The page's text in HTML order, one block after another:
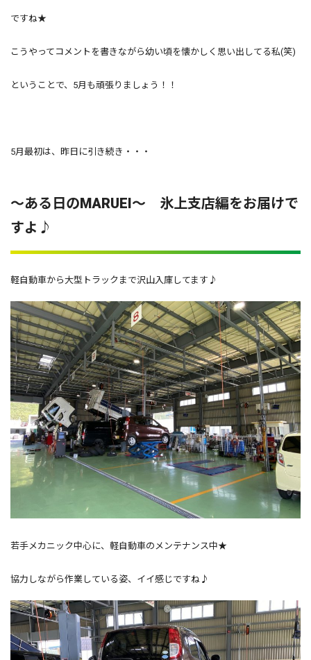
ですね★
こうやってコメントを書きながら幼い頃を懐かしく思い出してる私(笑)
ということで、5月も頑張りましょう！！
5月最初は、昨日に引き続き・・・
～ある日のMARUEI～ 氷上支店編をお届けで
すよ♪
軽自動車から大型トラックまで沢山入庫してます♪
若手メカニック中心に、軽自動車のメンテナンス中★
協力しながら作業している姿、イイ感じですね♪